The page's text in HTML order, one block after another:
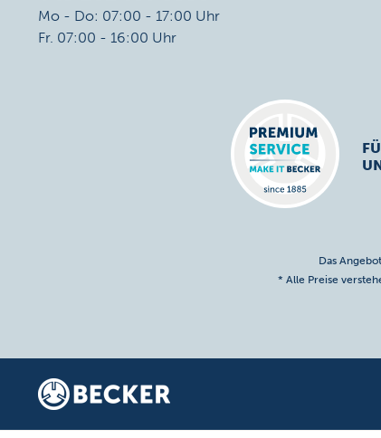
Mo - Do: 07:00 - 17:00 Uhr
Fr. 07:00 - 16:00 Uhr
Das
* Alle Preise